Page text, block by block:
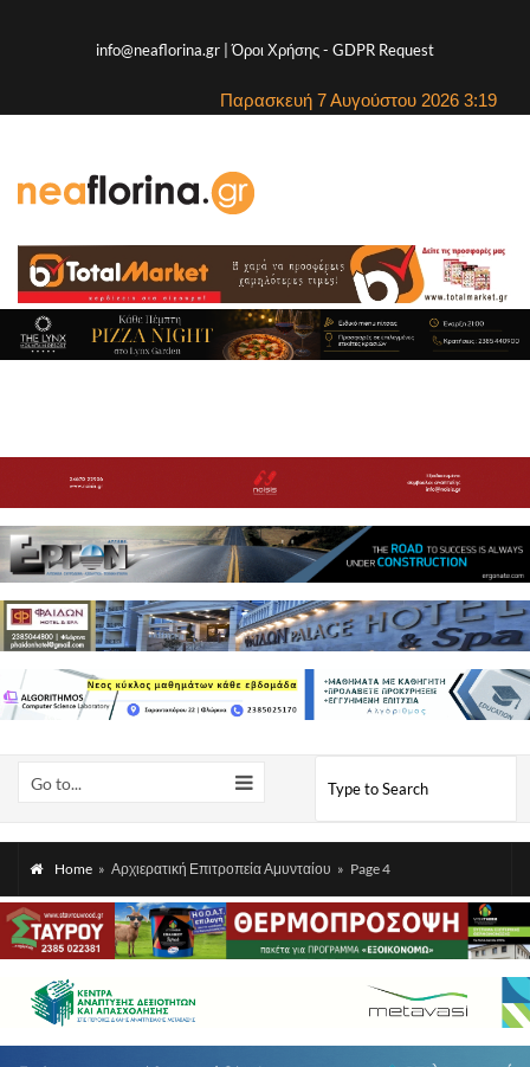
info@neaflorina.gr |Όροι Χρήσης- GDPR Request
Παρασκευή 7 Αυγούστου 2026 3:19
Go to...
Home » Αρχιερατική Επιτροπεία Αμυνταίου » Page 4